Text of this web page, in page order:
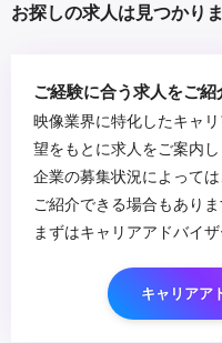
お探しの求人は見つかり
ご経験に合う求人をご紹
映像業界に特化したキャ
望をもとに求人をご案内し
企業の募集状況によって
ご紹介できる場合もありま
まずはキャリアアドバイザ
キャリアア